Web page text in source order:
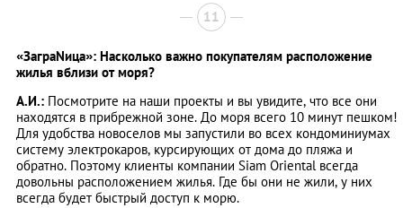
11
«ЗаграNица»: Насколько важно покупателям расположение
жилья вблизи от моря?
А.И.: Посмотрите на наши проекты и вы увидите, что все они
находятся в прибрежной зоне. До моря всего 10 минут пешком!
Для удобства новоселов мы запустили во всех кондоминиумах
систему электрокаров, курсирующих от дома до пляжа и
обратно. Поэтому клиенты компании Siam Oriental всегда
довольны расположением жилья. Где бы они не жили, у них
всегда будет быстрый доступ к морю.